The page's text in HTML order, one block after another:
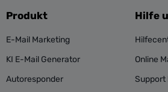
Produkt
E-Mail Marketing
KI E-Mail Generator
Autoresponder
Hilfe
Online
Support